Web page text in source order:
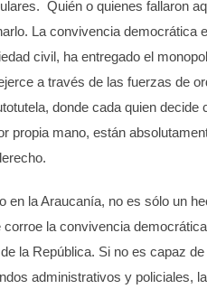
Quién o quienes fallaron
La convivencia democrática
civil, ha entregado el
a través de las fuerzas de
donde cada quien decide
propia mano, están
en la Araucanía, no es sólo un
la convivencia
la República. Si no es capaz de
administrativos y policiales, la